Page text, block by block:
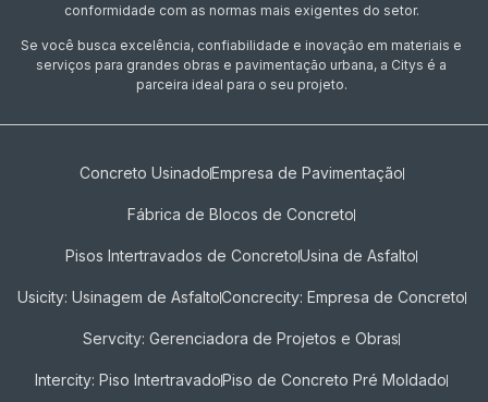
conformidade com as normas mais exigentes do setor.
Se você busca excelência, confiabilidade e inovação em materiais e
serviços para grandes obras e pavimentação urbana, a Citys é a
parceira ideal para o seu projeto.
Concreto UsinadoEmpresa de Pavimentação
Fábrica de Blocos de Concreto
Pisos Intertravados de Concreto​Usina de Asfalto
Usicity: Usinagem de AsfaltoConcrecity: Empresa de Concreto
Servcity: Gerenciadora de Projetos e Obras
Intercity: Piso IntertravadoPiso de Concreto Pré Moldado